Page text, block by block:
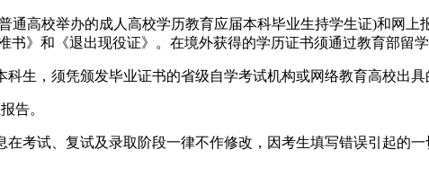
高校举办的成人高校学历教育应届本科毕业生持学生证)和网上
》和《退出现役证》。在境外获得的学历证书须通过教育部留学
生，须凭颁发毕业证书的省级自学考试机构或网络教育高校出
告。
考试、复试及录取阶段一律不作修改，因考生填写错误引起的一